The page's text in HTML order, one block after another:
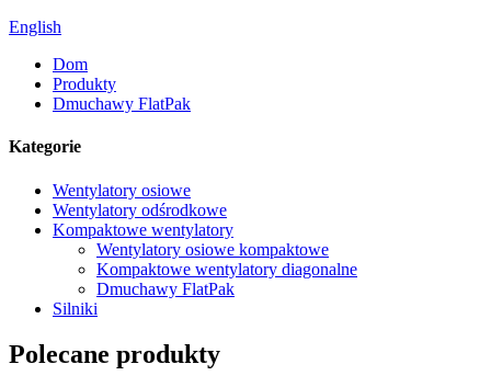
English
Dom
Produkty
Dmuchawy FlatPak
Kategorie
Wentylatory osiowe
Wentylatory odśrodkowe
Kompaktowe wentylatory
Wentylatory osiowe kompaktowe
Kompaktowe wentylatory diagonalne
Dmuchawy FlatPak
Silniki
Polecane produkty